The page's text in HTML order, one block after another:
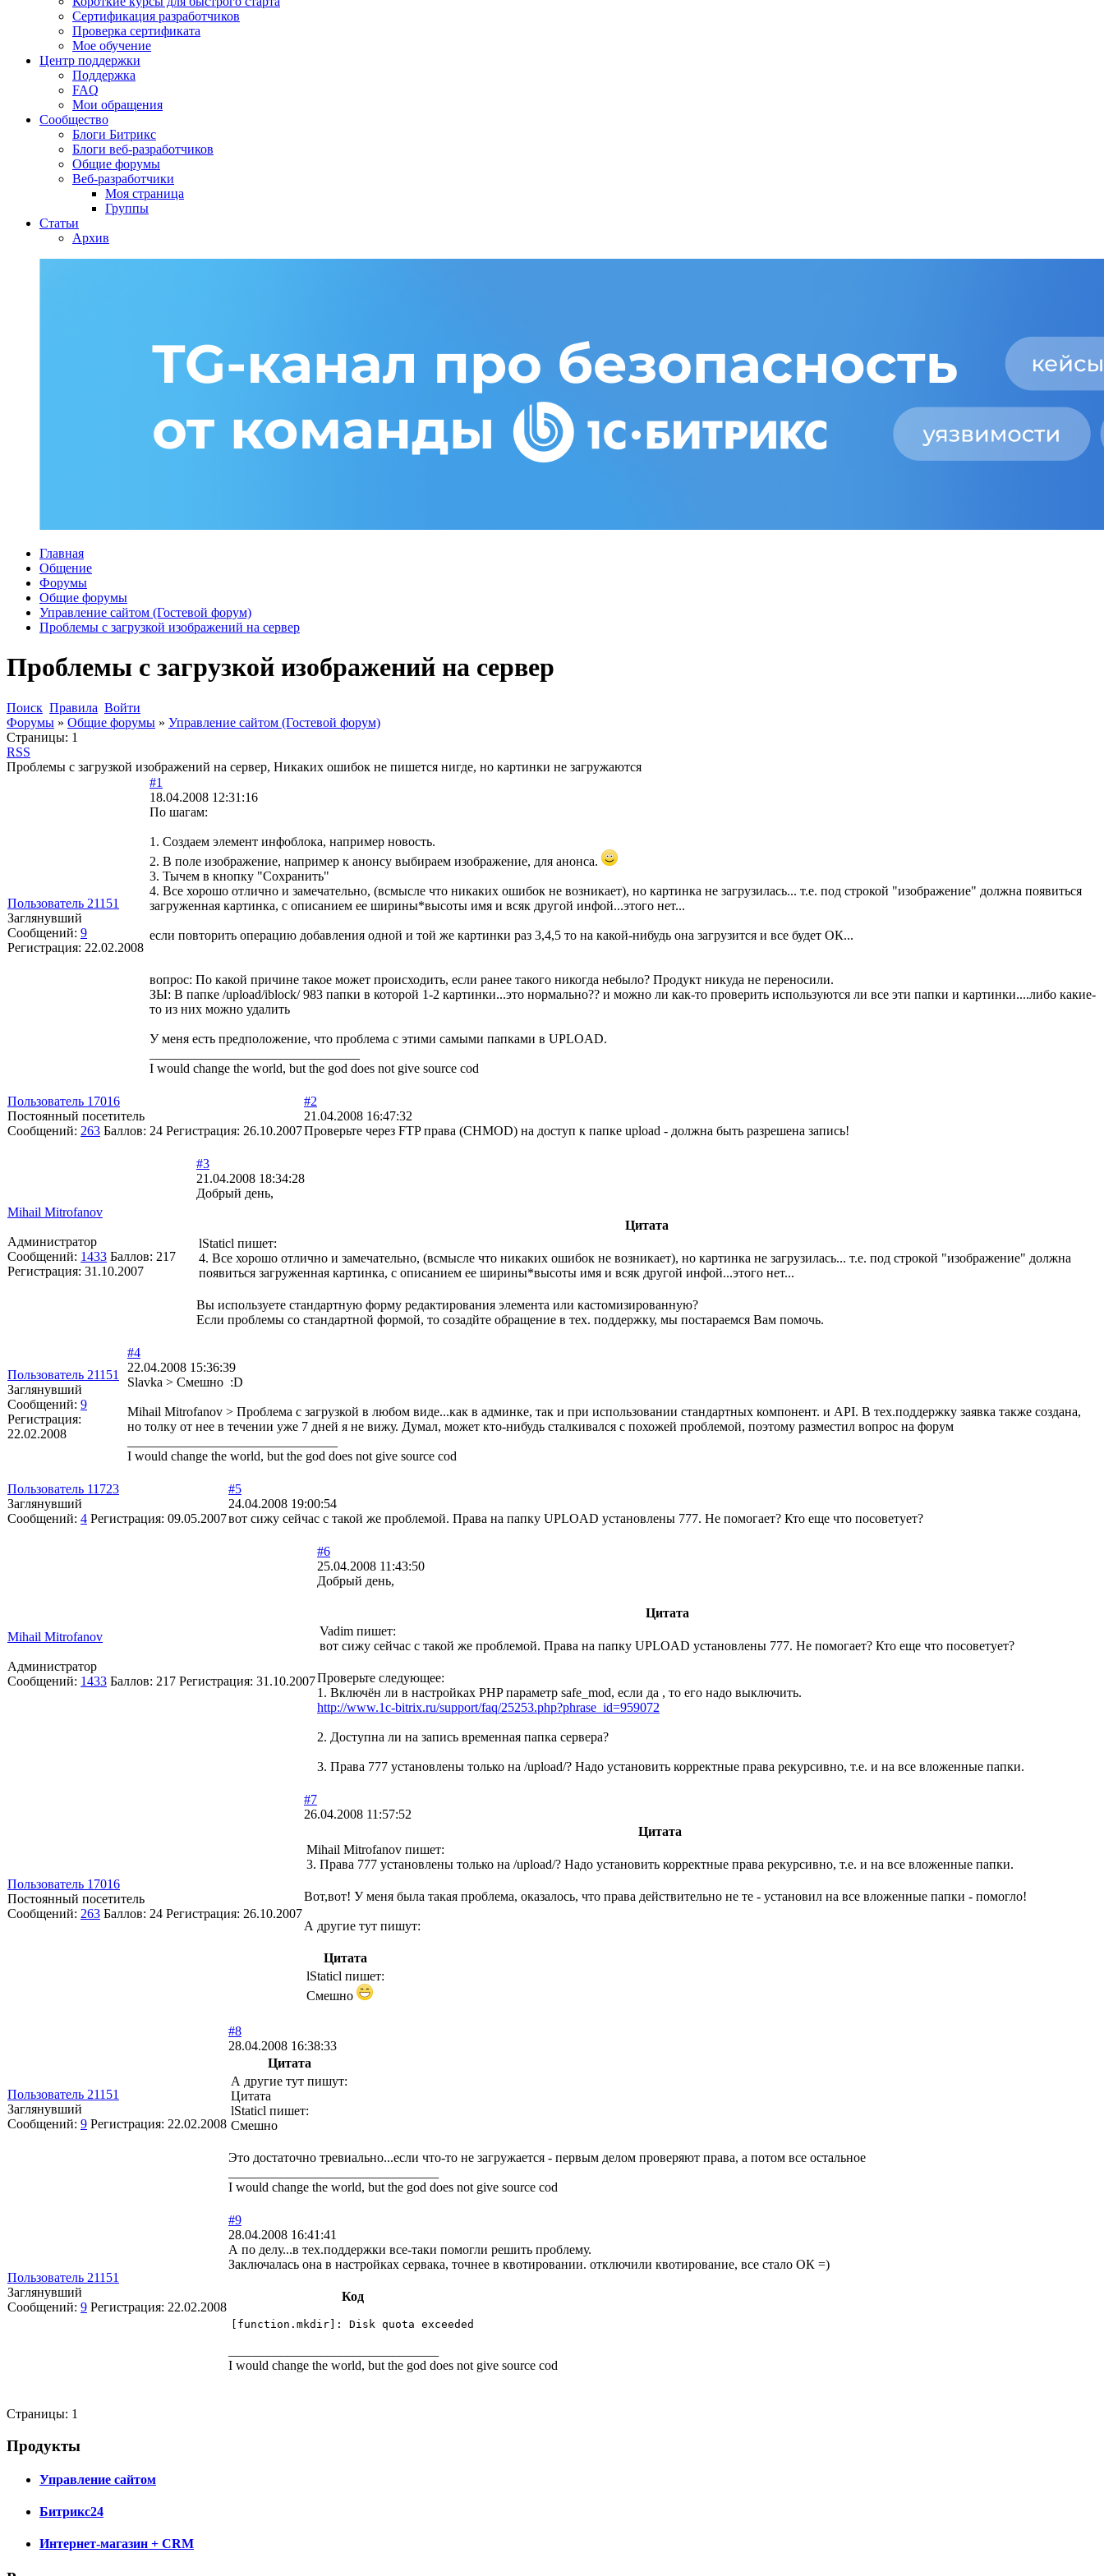
Сертификация разработчиков
Проверка сертификата
Мое обучение
Центр поддержки
Поддержка
FAQ
Мои обращения
Сообщество
Блоги Битрикс
Блоги веб-разработчиков
Общие форумы
Веб-разработчики
Моя страница
Группы
Статьи
Архив
Главная
Общение
Форумы
Общие форумы
Управление сайтом (Гостевой форум)
Проблемы с загрузкой изображений на сервер
Проблемы с загрузкой изображений на сервер
Поиск Правила Войти
Форумы » Общие форумы » Управление сайтом (Гостевой форум)
Страницы: 1
RSS
Проблемы с загрузкой изображений на сервер, Никаких ошибок не пишется нигде, но картинки не загружаются
Пользователь 21151
Заглянувший
Сообщений: 9
Регистрация: 22.02.2008
#1
18.04.2008 12:31:16
По шагам:
1. Создаем элемент инфоблока, например новость.
2. В поле изображение, например к анонсу выбираем изображение, для анонса.
3. Тычем в кнопку "Сохранить"
4. Все хорошо отлично и замечательно, (всмысле что никаких ошибок не возникает), но картинка не загрузилась... т.е. под строкой "изображение" должна появиться
загруженная картинка, с описанием ее ширины*высоты имя и всяк другой инфой...этого нет...
если повторить операцию добавления одной и той же картинки раз 3,4,5 то на какой-нибудь она загрузится и все будет ОК...
вопрос: По какой причине такое может происходить, если ранее такого никогда небыло? Продукт никуда не переносили.
ЗЫ: В папке /upload/iblock/ 983 папки в которой 1-2 картинки...это нормально?? и можно ли как-то проверить используются ли все эти папки и картинки....либо какие-
то из них можно удалить
У меня есть предположение, что проблема с этими самыми папками в UPLOAD.
I would change the world, but the god does not give source cod
Пользователь 17016
Постоянный посетитель
Сообщений: 263 Баллов: 24 Регистрация: 26.10.2007
#2
21.04.2008 16:47:32
Проверьте через FTP права (CHMOD) на доступ к папке upload - должна быть разрешена запись!
Mihail Mitrofanov
Администратор
Сообщений: 1433 Баллов: 217
Регистрация: 31.10.2007
#3
21.04.2008 18:34:28
Добрый день,
Цитата
lStaticl пишет:
4. Все хорошо отлично и замечательно, (всмысле что никаких ошибок не возникает), но картинка не загрузилась... т.е. под строкой "изображение" должна
появиться загруженная картинка, с описанием ее ширины*высоты имя и всяк другой инфой...этого нет...
Вы используете стандартную форму редактирования элемента или кастомизированную?
Если проблемы со стандартной формой, то созадйте обращение в тех. поддержку, мы постараемся Вам помочь.
Пользователь 21151
Заглянувший
Сообщений: 9
Регистрация:
22.02.2008
#4
22.04.2008 15:36:39
Slavka > Смешно :D
Mihail Mitrofanov > Проблема с загрузкой в любом виде...как в админке, так и при использовании стандартных компонент. и API. В тех.поддержку заявка также создана,
но толку от нее в течении уже 7 дней я не вижу. Думал, может кто-нибудь сталкивался с похожей проблемой, поэтому разместил вопрос на форум
I would change the world, but the god does not give source cod
Пользователь 11723
Заглянувший
Сообщений: 4 Регистрация: 09.05.2007
#5
24.04.2008 19:00:54
вот сижу сейчас с такой же проблемой. Права на папку UPLOAD установлены 777. Не помогает? Кто еще что посоветует?
Mihail Mitrofanov
Администратор
Сообщений: 1433 Баллов: 217 Регистрация: 31.10.2007
#6
25.04.2008 11:43:50
Добрый день,
Цитата
Vadim пишет:
вот сижу сейчас с такой же проблемой. Права на папку UPLOAD установлены 777. Не помогает? Кто еще что посоветует?
Проверьте следующее:
1. Включён ли в настройках PHP параметр safe_mod, если да , то его надо выключить.
http://www.1c-bitrix.ru/support/faq/25253.php?phrase_id=959072
2. Доступна ли на запись временная папка сервера?
3. Права 777 установлены только на /upload/? Надо установить корректные права рекурсивно, т.е. и на все вложенные папки.
Пользователь 17016
Постоянный посетитель
Сообщений: 263 Баллов: 24 Регистрация: 26.10.2007
#7
26.04.2008 11:57:52
Цитата
Mihail Mitrofanov пишет:
3. Права 777 установлены только на /upload/? Надо установить корректные права рекурсивно, т.е. и на все вложенные папки.
Вот,вот! У меня была такая проблема, оказалось, что права действительно не те - установил на все вложенные папки - помогло!
А другие тут пишут:
Цитата
lStaticl пишет:
Смешно
Пользователь 21151
Заглянувший
Сообщений: 9 Регистрация: 22.02.2008
#8
28.04.2008 16:38:33
Цитата
А другие тут пишут:
Цитата
lStaticl пишет:
Смешно
Это достаточно тревиально...если что-то не загружается - первым делом проверяют права, а потом все остальное
I would change the world, but the god does not give source cod
Пользователь 21151
Заглянувший
Сообщений: 9 Регистрация: 22.02.2008
#9
28.04.2008 16:41:41
А по делу...в тех.поддержки все-таки помогли решить проблему.
Заключалась она в настройках сервака, точнее в квотировании. отключили квотирование, все стало ОК =)
Код
[function.mkdir]: Disk quota exceeded
I would change the world, but the god does not give source cod
Страницы: 1
Продукты
Управление сайтом
Битрикс24
Интернет-магазин + CRM